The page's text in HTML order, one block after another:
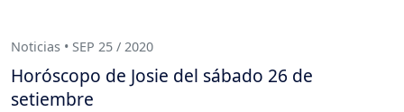
Noticias • SEP 25 / 2020
Horóscopo de Josie del sábado 26 de
setiembre